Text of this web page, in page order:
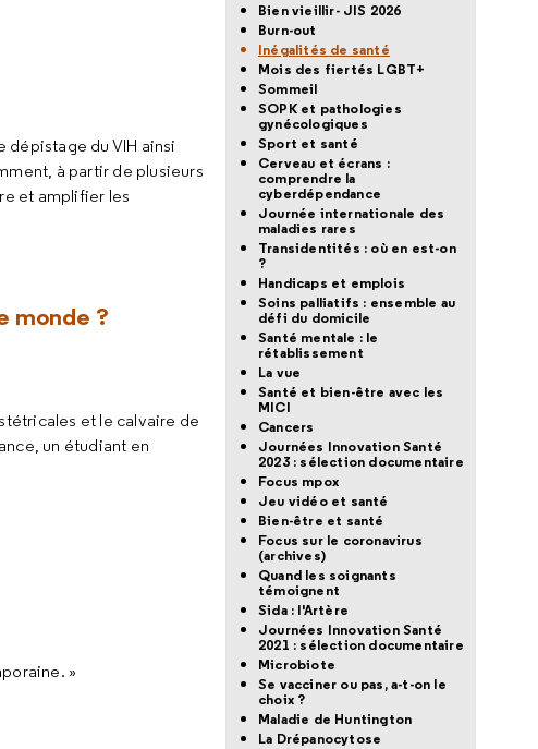
du VIH ainsi
à partir de plusieurs
et amplifier les
monde ?
et le calvaire de
un étudiant en
»
Bien vieillir- JIS 2026
Burn-out
Inégalités de santé
Mois des fiertés LGBT+
Sommeil
SOPK et pathologies
gynécologiques
Sport et santé
Cerveau et écrans :
comprendre la
cyberdépendance
Journée internationale des
maladies rares
Transidentités : où en est-on
?
Handicaps et emplois
Soins palliatifs : ensemble au
défi du domicile
Santé mentale : le
rétablissement
La vue
Santé et bien-être avec les
MICI
Cancers
Journées Innovation Santé
2023 : sélection documentaire
Focus mpox
Jeu vidéo et santé
Bien-être et santé
Focus sur le coronavirus
(archives)
Quand les soignants
témoignent
Sida : l'Artère
Journées Innovation Santé
2021 : sélection documentaire
Microbiote
Se vacciner ou pas, a-t-on le
choix ?
Maladie de Huntington
La Drépanocytose